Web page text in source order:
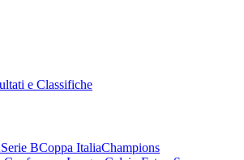
e Classifiche
Serie BCoppa ItaliaChampions